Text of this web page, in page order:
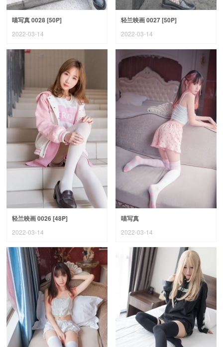
喵写真 0028 [50P]
2022-03-14
轻兰映画 0027 [50P]
2022-03-14
轻兰映画 0026 [48P]
2022-03-14
喵写真
2022-03-14